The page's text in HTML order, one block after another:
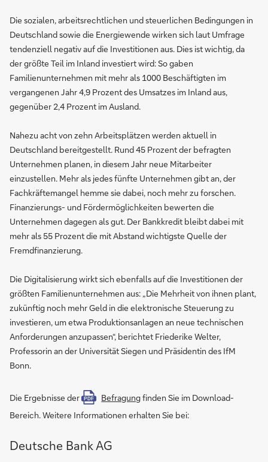
Die sozialen, arbeitsrechtlichen und steuerlichen Bedingungen in
Deutschland sowie die Energiewende wirken sich laut Umfrage
tendenziell negativ auf die Investitionen aus. Dies ist wichtig, da
der größte Teil im Inland investiert wird: So gaben
Familienunternehmen mit mehr als 1000 Beschäftigten im
vergangenen Jahr 4,9 Prozent des Umsatzes im Inland aus,
gegenüber 2,4 Prozent im Ausland.
Nahezu acht von zehn Arbeitsplätzen werden aktuell in
Deutschland bereitgestellt. Rund 45 Prozent der befragten
Unternehmen planen, in diesem Jahr neue Mitarbeiter
einzustellen. Mehr als jedes fünfte Unternehmen gibt an, der
Fachkräftemangel hemme sie dabei, noch mehr zu forschen.
Finanzierungs- und Fördermöglichkeiten bewerten die
Unternehmen dagegen als gut. Der Bankkredit bleibt dabei mit
mehr als 55 Prozent die mit Abstand wichtigste Quelle der
Fremdfinanzierung.
Die Digitalisierung wirkt sich ebenfalls auf die Investitionen der
größten Familienunternehmen aus: „Die Mehrheit von ihnen plant,
zukünftig noch mehr Geld in die elektronische Steuerung zu
investieren, um etwa Produktionsanlagen an neue technischen
Anforderungen anzupassen“, berichtet Friederike Welter,
Professorin an der Universität Siegen und Präsidentin des IfM
Bonn.
Die Ergebnisse der PDF Befragungfinden Sie im Download-
Bereich. Weitere Informationen erhalten Sie bei:
Deutsche Bank AG